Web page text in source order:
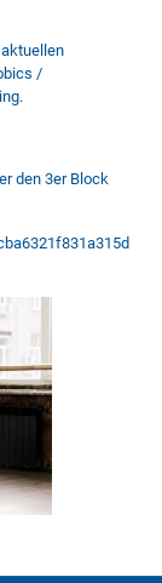
/
den 3er Block